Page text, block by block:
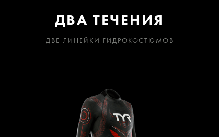
ДВА ТЕЧЕНИЯ
ДВЕ ЛИНЕЙКИ ГИДРОКОСТЮМОВ